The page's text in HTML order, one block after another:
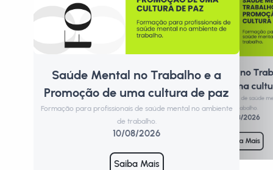
Saúde Mental no Trabalho e a
Promoção de uma cultura de paz
Formação para profissionais de saúde mental no ambiente
de trabalho.
10/08/2026
Saiba Mais
Saúde Mental no
Promoção de uma
Formação para profissionais de saúde
de trabalho.
11/08/2026
Saiba Mais